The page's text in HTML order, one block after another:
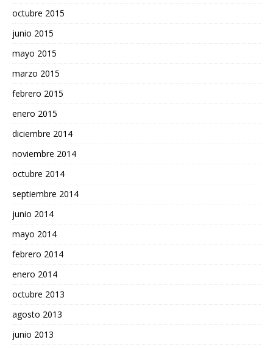
octubre 2015
junio 2015
mayo 2015
marzo 2015
febrero 2015
enero 2015
diciembre 2014
noviembre 2014
octubre 2014
septiembre 2014
junio 2014
mayo 2014
febrero 2014
enero 2014
octubre 2013
agosto 2013
junio 2013